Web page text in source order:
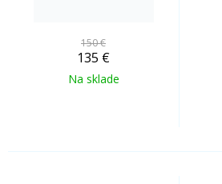
150 €
135 €
Na sklade